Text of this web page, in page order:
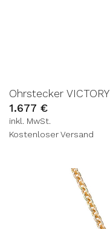
Ohrstecker VICTORY
1.677 €
inkl. MwSt.
Kostenloser Versand